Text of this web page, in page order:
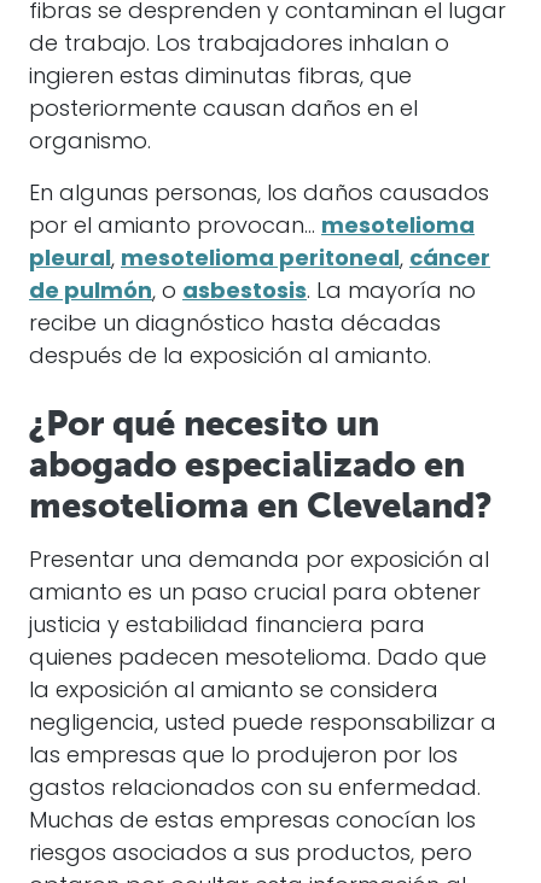
fibras se desprenden y contaminan el lugar
de trabajo. Los trabajadores inhalan o
ingieren estas diminutas fibras, que
posteriormente causan daños en el
organismo.
En algunas personas, los daños causados
por el amianto provocan... mesotelioma
pleural, mesotelioma peritoneal, cáncer
de pulmón, o asbestosis. La mayoría no
recibe un diagnóstico hasta décadas
después de la exposición al amianto.
¿Por qué necesito un
abogado especializado en
mesotelioma en Cleveland?
Presentar una demanda por exposición al
amianto es un paso crucial para obtener
justicia y estabilidad financiera para
quienes padecen mesotelioma. Dado que
la exposición al amianto se considera
negligencia, usted puede responsabilizar a
las empresas que lo produjeron por los
gastos relacionados con su enfermedad.
Muchas de estas empresas conocían los
riesgos asociados a sus productos, pero